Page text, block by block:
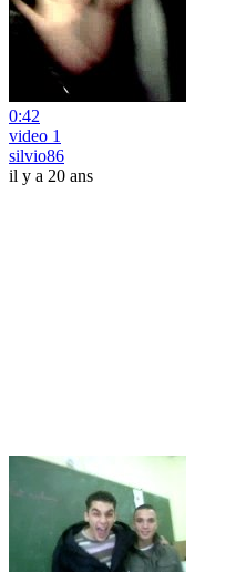
0:42
video 1
silvio86
il y a 20 ans